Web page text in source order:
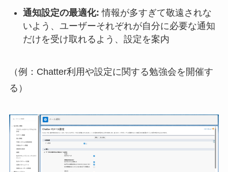
通知設定の最適化: 情報が多すぎて敬遠されな
いよう、ユーザーそれぞれが自分に必要な通知
だけを受け取れるよう、設定を案内
（例：Chatter利用や設定に関する勉強会を開催す
る）